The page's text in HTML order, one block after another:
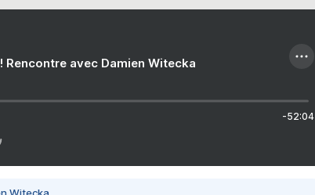
avec Damien Witecka
-52:04